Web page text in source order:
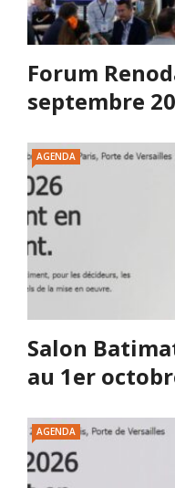
Forum
septembre
AGENDA
Salon
au 1er
AGENDA